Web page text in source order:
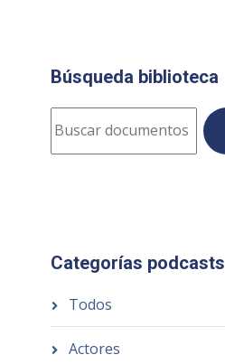
Búsqueda biblioteca
Categorías podcasts
Todos
Actores